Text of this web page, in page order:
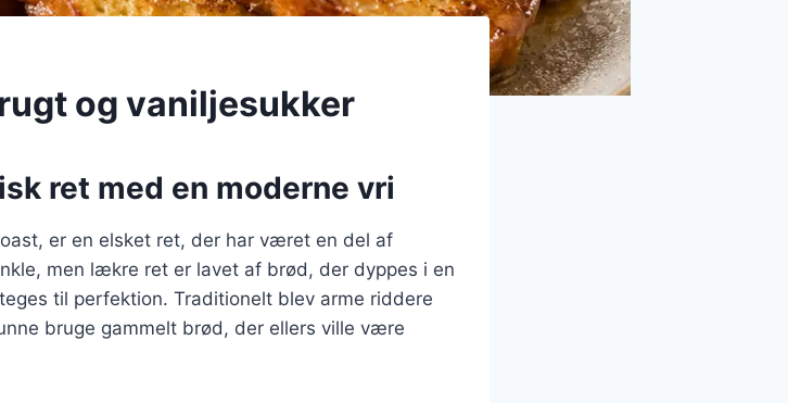
og vaniljesukker
ret med en moderne vri
er en elsket ret, der har været en del af
men lækre ret er lavet af brød, der dyppes i en
til perfektion. Traditionelt blev arme riddere
bruge gammelt brød, der ellers ville være